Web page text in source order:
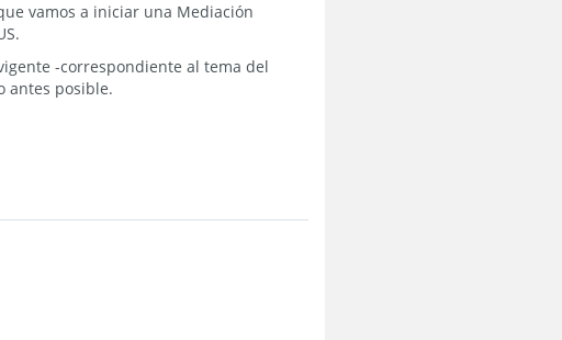
vamos a iniciar una Mediación
-correspondiente al tema del
antes posible.